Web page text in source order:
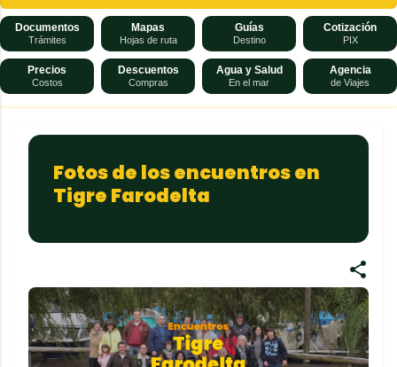
Documentos
Trámites
Mapas
Hojas de ruta
Guías
Destino
Cotización
PIX
Precios
Costos
Descuentos
Compras
Agua y Salud
En el mar
Agencia
de Viajes
Fotos de los encuentros en
Tigre Farodelta